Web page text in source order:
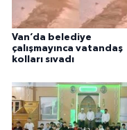
Van’da belediye
çalışmayınca vatandaş
kolları sıvadı